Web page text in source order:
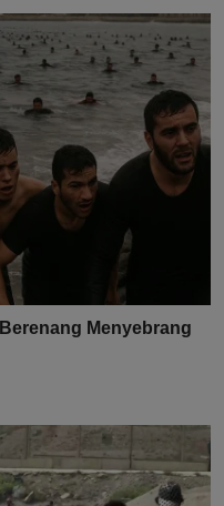
Menyebrang